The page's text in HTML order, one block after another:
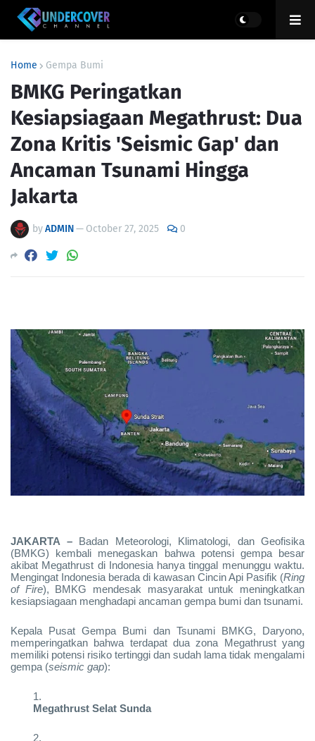
Home Gempa Bumi
BMKG Peringatkan
Kesiapsiagaan Megathrust: Dua
Zona Kritis 'Seismic Gap' dan
Ancaman Tsunami Hingga
Jakarta
byADMIN— October 27, 2025 0
JAKARTA –Badan Meteorologi, Klimatologi, dan Geofisika
(BMKG) kembali menegaskan bahwa potensi gempa besar
akibat Megathrust di Indonesia hanya tinggal menunggu waktu.
Mengingat Indonesia berada di kawasan Cincin Api Pasifik (Ring
of Fire), BMKG mendesak masyarakat untuk meningkatkan
kesiapsiagaan menghadapi ancaman gempa bumi dan tsunami.
Kepala Pusat Gempa Bumi dan Tsunami BMKG, Daryono,
memperingatkan bahwa terdapat dua zona Megathrust yang
memiliki potensi risiko tertinggi dan sudah lama tidak mengalami
gempa (seismic gap):
Megathrust Selat Sunda